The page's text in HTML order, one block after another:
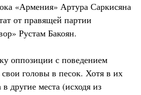
«Армения» Артура Саркисяна
от правящей партии
Рустам Бакоян.
оппозиции с поведением
головы в песок. Хотя в их
другие места (исходя из